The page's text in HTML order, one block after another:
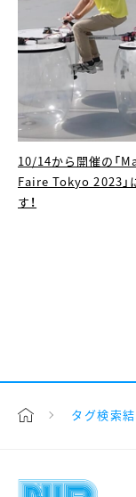
10/14から開催の「
Faire Tokyo 2023」
す！
タグ検索